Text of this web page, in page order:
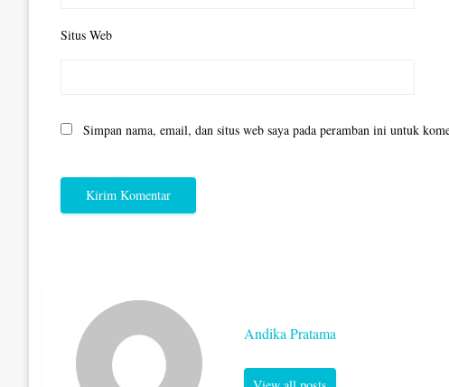
Situs Web
Simpan nama, email, dan situs web saya pada peramban ini untuk
Andika Pratama